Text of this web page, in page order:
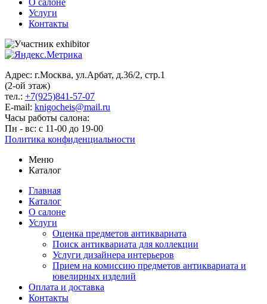
О салоне
Услуги
Контакты
Адрес: г.Москва, ул.Арбат, д.36/2, стр.1
(2-ой этаж)
тел.: +7(925)841-57-07
E-mail: knigocheis@mail.ru
Часы работы салона:
Пн - вс: с 11-00 до 19-00
Политика конфиденциальности
Меню
Каталог
Главная
Каталог
О салоне
Услуги
Оценка предметов антиквариата
Поиск антиквариата для коллекции
Услуги дизайнера интерьеров
Прием на комиссию предметов антиквариата и
ювелирных изделий
Оплата и доставка
Контакты